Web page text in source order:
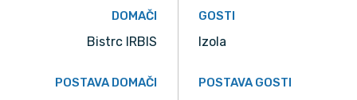
DOMAČI
Bistrc IRBIS
GOSTI
Izola
POSTAVA DOMAČI POSTAVA GOSTI